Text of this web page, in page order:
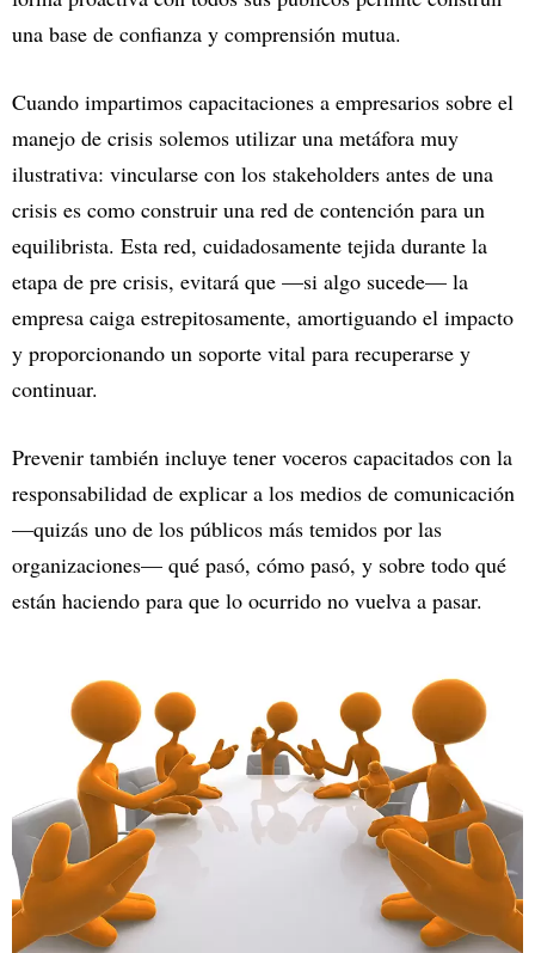
una base de confianza y comprensión mutua.
Cuando impartimos capacitaciones a empresarios sobre el
manejo de crisis solemos utilizar una metáfora muy
ilustrativa: vincularse con los stakeholders antes de una
crisis es como construir una red de contención para un
equilibrista. Esta red, cuidadosamente tejida durante la
etapa de pre crisis, evitará que —si algo sucede— la
empresa caiga estrepitosamente, amortiguando el impacto
y proporcionando un soporte vital para recuperarse y
continuar.
Prevenir también incluye tener voceros capacitados con la
responsabilidad de explicar a los medios de comunicación
—quizás uno de los públicos más temidos por las
organizaciones— qué pasó, cómo pasó, y sobre todo qué
están haciendo para que lo ocurrido no vuelva a pasar.